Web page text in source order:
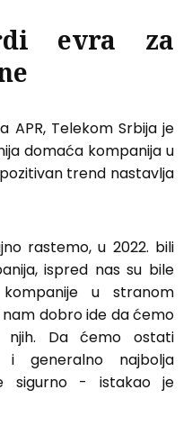
evra za
APR, Telekom Srbija je
domaća kompanija u
trend nastavlja
rastemo, u 2022. bili
ispred nas su bile
u stranom
nam dobro ide da ćemo
njih. Da ćemo ostati
i generalno najbolja
sigurno - istakao je